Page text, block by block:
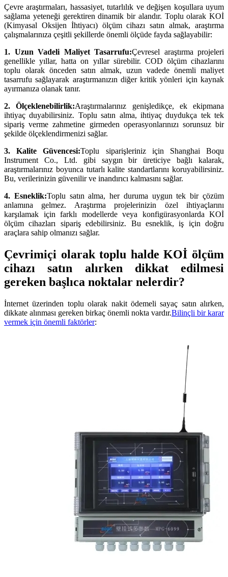
Çevre araştırmaları, hassasiyet, tutarlılık ve değişen koşullara uyum
sağlama yeteneği gerektiren dinamik bir alandır. Toplu olarak KOİ
(Kimyasal Oksijen İhtiyacı) ölçüm cihazı satın almak, araştırma
çalışmalarınıza çeşitli şekillerde önemli ölçüde fayda sağlayabilir:
1. Uzun Vadeli Maliyet Tasarrufu:Çevresel araştırma projeleri
genellikle yıllar, hatta on yıllar sürebilir. COD ölçüm cihazlarını
toplu olarak önceden satın almak, uzun vadede önemli maliyet
tasarrufu sağlayarak araştırmanızın diğer kritik yönleri için kaynak
ayırmanıza olanak tanır.
2. Ölçeklenebilirlik:Araştırmalarınız genişledikçe, ek ekipmana
ihtiyaç duyabilirsiniz. Toplu satın alma, ihtiyaç duydukça tek tek
sipariş verme zahmetine girmeden operasyonlarınızı sorunsuz bir
şekilde ölçeklendirmenizi sağlar.
3. Kalite Güvencesi:Toplu siparişleriniz için Shanghai Boqu
Instrument Co., Ltd. gibi saygın bir üreticiye bağlı kalarak,
araştırmalarınız boyunca tutarlı kalite standartlarını koruyabilirsiniz.
Bu, verilerinizin güvenilir ve inandırıcı kalmasını sağlar.
4. Esneklik:Toplu satın alma, her duruma uygun tek bir çözüm
anlamına gelmez. Araştırma projelerinizin özel ihtiyaçlarını
karşılamak için farklı modellerde veya konfigürasyonlarda KOİ
ölçüm cihazları sipariş edebilirsiniz. Bu esneklik, iş için doğru
araçlara sahip olmanızı sağlar.
Çevrimiçi olarak toplu halde KOİ ölçüm
cihazı satın alırken dikkat edilmesi
gereken başlıca noktalar nelerdir?
İnternet üzerinden toplu olarak nakit ödemeli sayaç satın alırken,
dikkate alınması gereken birkaç önemli nokta vardır.Bilinçli bir karar
vermek için önemli faktörler: